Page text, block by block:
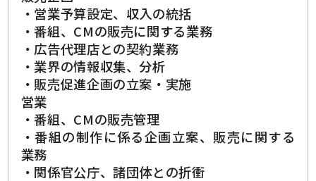
・営業予算設定、収入の統括
・番組、CMの販売に関する業務
・広告代理店との契約業務
・業界の情報収集、分析
・販売促進企画の立案・実施
営業
・番組、CMの販売管理
・番組の制作に係る企画立案、販売に関する
業務
・関係官公庁、諸団体との折衝